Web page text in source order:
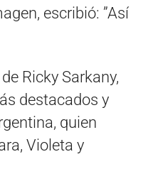
escribió: ”Así
Ricky Sarkany,
destacados y
quien
Violeta y